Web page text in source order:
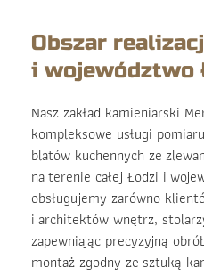
Obszar
i województwo
Nasz zakład kamieniarski
kompleksowe usługi
blatów kuchennych ze
na terenie całej Łodzi i
obsługujemy zarówno
i architektów wnętrz,
zapewniając precyzyjną
montaż zgodny ze sztuką